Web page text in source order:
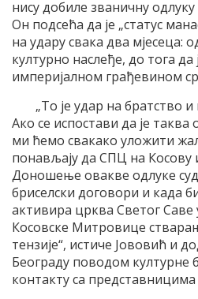
нису добиле званичну одлуку
Он подсећа да је „статус
на удару свака два мјесеца:
културно наслеђе, до тога да
империјалном грађевином
„То је удар на братство
Ако се испостави да је таква
ми ћемо свакако уложити
понављају да СПЦ на Косову
Доношење овакве одлуке
бриселски договори и када
активира црква Светог Саве
Косовске Митровице
тензије“, истиче Јововић и
Београду поводом културне
контакту са